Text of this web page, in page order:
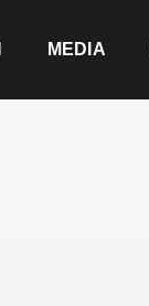
MEDIA